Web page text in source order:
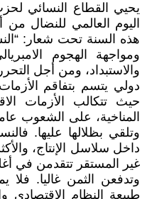
يحيي القطاع النسائي
هذه السنة تحت شعار:
ومواجهة الهجوم
والاستبداد، ومن أجل
دولي يتسم بتفاقم الأزمات
حيث تتكالب الأزمات
المناخية، على الشعوب
وتلقي بظلالها عليها.
داخل سلاسل الإنتاج،
غير المستقر تتقدمن في
وتدفعن الثمن غاليا.
طبيعة النظام الاقتصادي